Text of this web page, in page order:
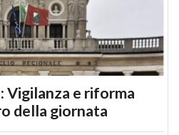
Vigilanza e riforma
della giornata